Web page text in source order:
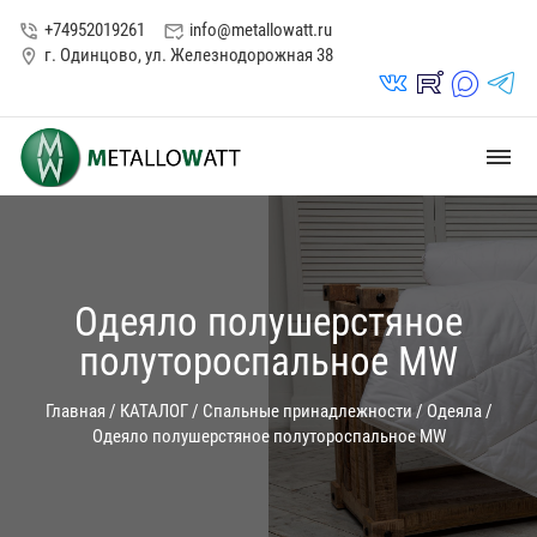
phone_in_talk +74952019261 mark_email_read info@metallowatt.ru
location_on г. Одинцово, ул. Железнодорожная 38
vk_in rutube_in max_s telegrams_in
dehaze
Одеяло полушерстяное
полутороспальное MW
Главная / КАТАЛОГ/ Спальные принадлежности / Одеяла/
Одеяло полушерстяное полутороспальное MW